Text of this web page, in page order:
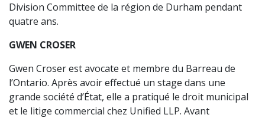
Division Committee de la région de Durham pendant
quatre ans.
GWEN CROSER
Gwen Croser est avocate et membre du Barreau de
l’Ontario. Après avoir effectué un stage dans une
grande société d’État, elle a pratiqué le droit municipal
et le litige commercial chez Unified LLP. Avant